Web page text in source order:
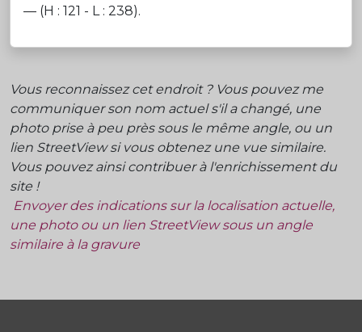
— (H : 121 - L : 238).
Vous reconnaissez cet endroit ? Vous pouvez me
communiquer son nom actuel s'il a changé, une
photo prise à peu près sous le même angle, ou un
lien StreetView si vous obtenez une vue similaire.
Vous pouvez ainsi contribuer à l'enrichissement du
site !
Envoyer des indications sur la localisation actuelle,
une photo ou un lien StreetView sous un angle
similaire à la gravure